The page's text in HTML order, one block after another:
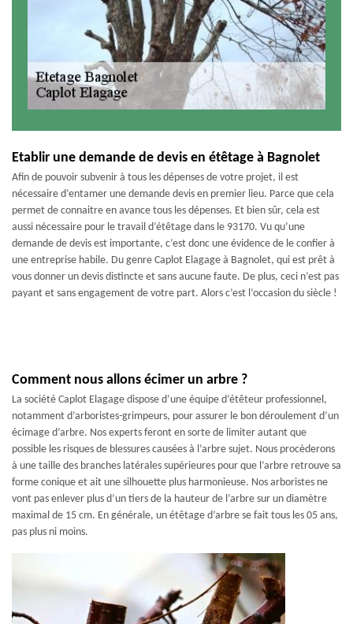
Etablir une demande de devis en étêtage à Bagnolet
Afin de pouvoir subvenir à tous les dépenses de votre projet, il est
nécessaire d’entamer une demande devis en premier lieu. Parce que cela
permet de connaitre en avance tous les dépenses. Et bien sûr, cela est
aussi nécessaire pour le travail d’étêtage dans le 93170. Vu qu’une
demande de devis est importante, c’est donc une évidence de le confier à
une entreprise habile. Du genre Caplot Elagage à Bagnolet, qui est prêt à
vous donner un devis distincte et sans aucune faute. De plus, ceci n’est pas
payant et sans engagement de votre part. Alors c’est l’occasion du siècle !
Comment nous allons écimer un arbre ?
La société Caplot Elagage dispose d’une équipe d’étêteur professionnel,
notamment d’arboristes-grimpeurs, pour assurer le bon déroulement d’un
écimage d’arbre. Nos experts feront en sorte de limiter autant que
possible les risques de blessures causées à l’arbre sujet. Nous procèderons
à une taille des branches latérales supérieures pour que l’arbre retrouve sa
forme conique et ait une silhouette plus harmonieuse. Nos arboristes ne
vont pas enlever plus d’un tiers de la hauteur de l’arbre sur un diamètre
maximal de 15 cm. En générale, un étêtage d’arbre se fait tous les 05 ans,
pas plus ni moins.